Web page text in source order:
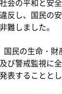
反し、国民の
難しました。
国民の生命・
び警戒監視に
表することとし